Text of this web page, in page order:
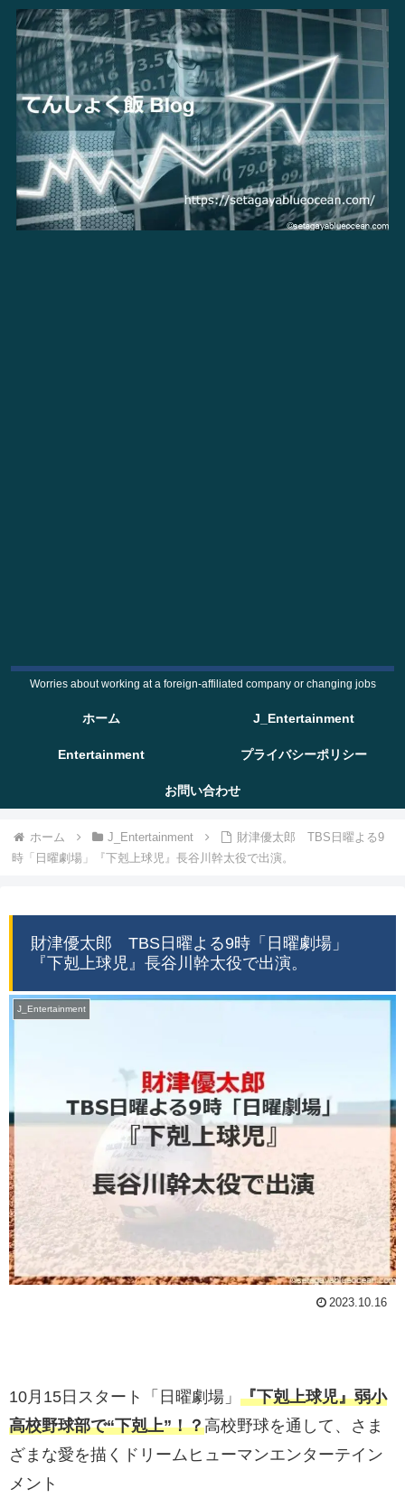
Worries about working at a foreign-affiliated company or changing jobs
ホーム J_Entertainment
Entertainment プライバシーポリシー
お問い合わせ
ホーム J_Entertainment
財津優太郎 TBS日曜よる9
時「日曜劇場」『下剋上球児』長谷川幹太役で出演。
財津優太郎 TBS日曜よる9時「日曜劇場」
『下剋上球児』長谷川幹太役で出演。
J_Entertainment
2023.10.16
10月15日スタート「日曜劇場」 『下剋上球児』弱小
高校野球部で“下剋上”！？高校野球を通して、さま
ざまな愛を描くドリームヒューマンエンターテイン
メント